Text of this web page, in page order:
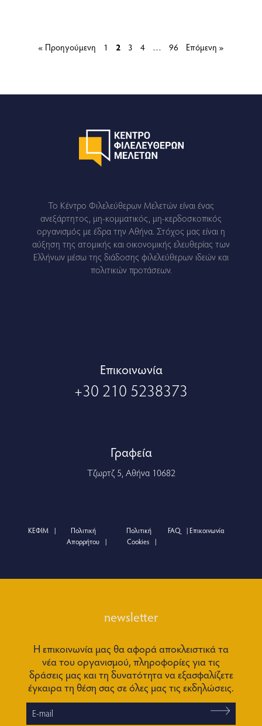
« Προηγούμενη 1 2 3 4 … 96 Επόμενη »
Το Κέντρο Φιλελεύθερων Μελετών είναι ένας
ανεξάρτητος, μη-κομματικός, μη-κερδοσκοπικός
οργανισμός με έδρα την Αθήνα. Στόχος μας είναι η
αύξηση της ατομικής και οικονομικής ελευθερίας των
Ελλήνων μέσω της διάδοσης φιλελεύθερων ιδεών και
πολιτικών προτάσεων.
Eπικοινωνία
+30 210 5238373
Γραφεία
Τζωρτζ 5, Αθήνα 10682
ΚΕΦΙΜ
Πολιτική
Απορρήτου
Πολιτική
Cookies
FAQ Επικοινωνία
newsletter
Η επικοινωνία μας θα αφορά αποκλειστικά τα
νέα του οργανισμού, πληροφορίες για τις
δράσεις μας και τη δυνατότητα να εξασφαλίζετε
έγκαιρα τη θέση σας σε όλες μας τις εκδηλώσεις.